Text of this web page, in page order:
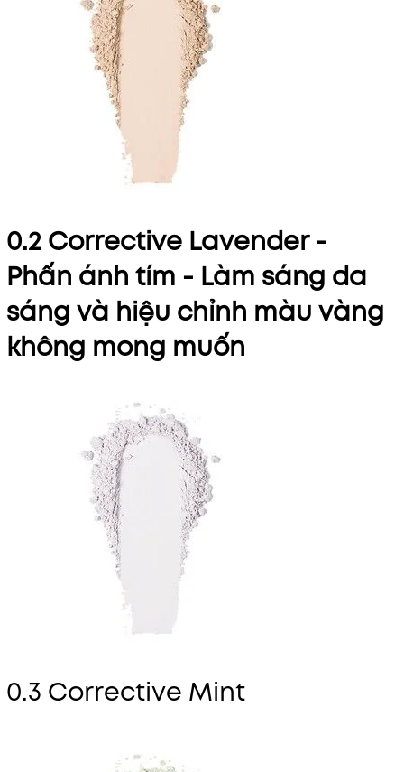
0.2 Corrective Lavender -
Phấn ánh tím - Làm sáng da
sáng và hiệu chỉnh màu vàng
không mong muốn
0.3 Corrective Mint